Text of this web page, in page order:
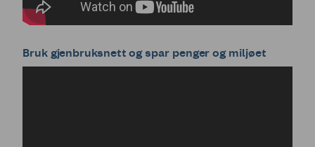
Bruk gjenbruksnett og spar penger og miljøet